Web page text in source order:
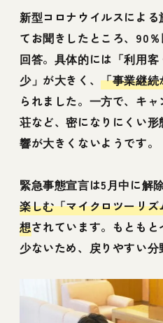
新型コロナウイルスによ
てお聞きしたところ、90
回答。具体的には「利用
少」が大きく、「事業継
られました。一方で、キ
荘など、密になりにくい
響が大きくないようです。
緊急事態宣言は5月中に解除
楽しむ「マイクロツーリ
想されています。もとも
少ないため、戻りやすい分